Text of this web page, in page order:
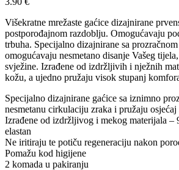
Višekratne mrežaste gaćice dizajnirane
postporođajnom razdoblju. Omogućavaju
trbuha. Specijalno dizajnirane sa
omogućavaju nesmetano disanje Vašeg
svježine. Izrađene od izdržljivih i nježnih
kožu, a ujedno pružaju visok stupanj
Specijalno dizajnirane gaćice sa iznimno
nesmetanu cirkulaciju zraka i pružaju osjećaj
Izrađene od izdržljivog i mekog materijala –
elastan
Ne iritiraju te potiču regeneraciju nakon
Pomažu kod higijene
2 komada u pakiranju